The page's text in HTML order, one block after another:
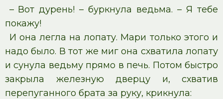
– Вот дурень! – буркнула ведьма. – Я тебе
покажу!
И она легла на лопату. Мари только этого и
надо было. В тот же миг она схватила лопату
и сунула ведьму прямо в печь. Потом быстро
закрыла железную дверцу и, схватив
перепуганного брата за руку, крикнула: